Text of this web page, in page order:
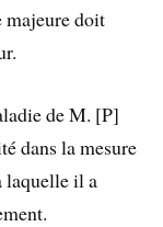
majeure doit
de M. [P]
dans la mesure
laquelle il a